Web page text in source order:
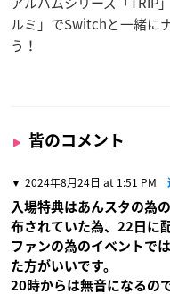
ルミ」でSwitchと一緒に
う！
皆のコメント
2024年8月24日 at 1:51 PM
入場特典はあんスタの為
布されていた為、22日に
ファンの為のイベントで
た方がいいです。
20時からは無音になるの